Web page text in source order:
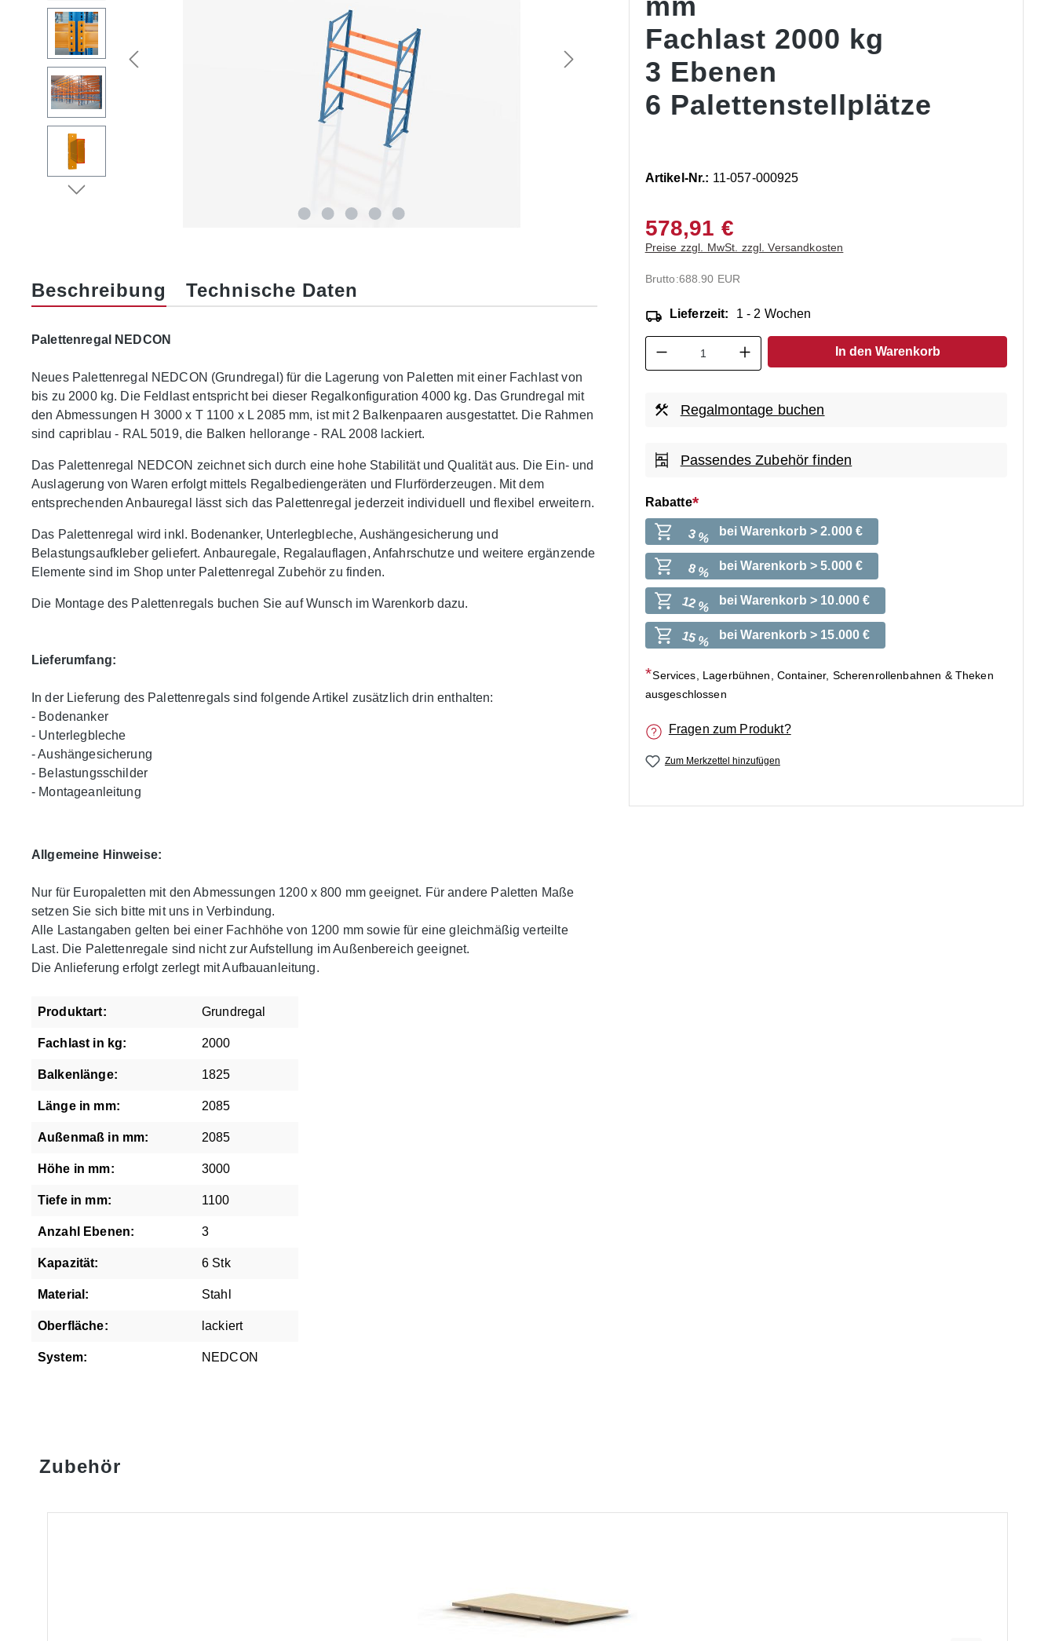
Fachlast 2000 kg
3 Ebenen
6 Palettenstellplätze
Artikel-Nr.: 11-057-000925
578,91 €
Preise zzgl. MwSt. zzgl. Versandkosten
Brutto:688.90 EUR
Lieferzeit: 1 - 2 Wochen
Produkt Anzahl: Gib den gewünschten Wert ein
In den Warenkorb
Regalmontage buchen
Passendes Zubehör finden
Rabatte
3 % bei Warenkorb > 2.000 €
8 % bei Warenkorb > 5.000 €
12 % bei Warenkorb > 10.000 €
15 % bei Warenkorb > 15.000 €
Services, Lagerbühnen, Container, Scherenrollenbahnen & Theken
ausgeschlossen
Fragen zum Produkt?
Zum Merkzettel hinzufügen
Beschreibung Technische Daten
Palettenregal NEDCON
Neues Palettenregal NEDCON (Grundregal) für die Lagerung von Paletten mit einer Fachlast von
bis zu 2000 kg. Die Feldlast entspricht bei dieser Regalkonfiguration 4000 kg. Das Grundregal mit
den Abmessungen H 3000 x T 1100 x L 2085 mm, ist mit 2 Balkenpaaren ausgestattet. Die Rahmen
sind capriblau - RAL 5019, die Balken hellorange - RAL 2008 lackiert.
Das Palettenregal NEDCON zeichnet sich durch eine hohe Stabilität und Qualität aus. Die Ein- und
Auslagerung von Waren erfolgt mittels Regalbediengeräten und Flurförderzeugen. Mit dem
entsprechenden Anbauregal lässt sich das Palettenregal jederzeit individuell und flexibel erweitern.
Das Palettenregal wird inkl. Bodenanker, Unterlegbleche, Aushängesicherung und
Belastungsaufkleber geliefert. Anbauregale, Regalauflagen, Anfahrschutze und weitere ergänzende
Elemente sind im Shop unter Palettenregal Zubehör zu finden.
Die Montage des Palettenregals buchen Sie auf Wunsch im Warenkorb dazu.
Lieferumfang:
In der Lieferung des Palettenregals sind folgende Artikel zusätzlich drin enthalten:
- Bodenanker
- Unterlegbleche
- Aushängesicherung
- Belastungsschilder
- Montageanleitung
Allgemeine Hinweise:
Nur für Europaletten mit den Abmessungen 1200 x 800 mm geeignet. Für andere Paletten Maße
setzen Sie sich bitte mit uns in Verbindung.
Alle Lastangaben gelten bei einer Fachhöhe von 1200 mm sowie für eine gleichmäßig verteilte
Last. Die Palettenregale sind nicht zur Aufstellung im Außenbereich geeignet.
Die Anlieferung erfolgt zerlegt mit Aufbauanleitung.
Produktart: Grundregal
Fachlast in kg: 2000
Balkenlänge: 1825
Länge in mm: 2085
Außenmaß in mm: 2085
Höhe in mm: 3000
Tiefe in mm: 1100
Anzahl Ebenen: 3
Kapazität: 6 Stk
Material: Stahl
Oberfläche: lackiert
System: NEDCON
Zubehör